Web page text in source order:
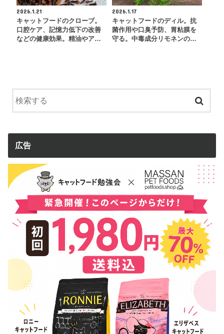
2026.1.21
キャットフードのクローブ。
口腔ケア、記憶力低下の改善
などの健康効果。精油やア…
2026.1.17
キャットフードのディル。抗
菌作用や口臭予防、胃粘膜を
守る。中毒成分リモネンの…
広告